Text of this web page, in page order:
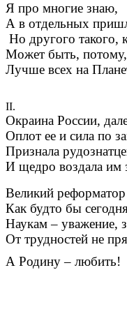
Я про многие знаю,
А в отдельных
Но другого такого,
Может быть,
Лучше всех на
II.
Окраина России,
Оплот ее и сила по
Признала
И щедро воздала им
Великий
Как будто бы
Наукам – уважение,
От трудностей не
А Родину – любить!